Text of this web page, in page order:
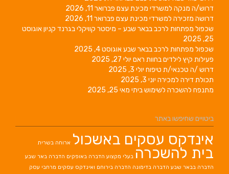
דרוש/ה מנקה למשרדי מכינת עצם פברואר 11, 2026
דרושה מזכירה למשרדי מכינת עצם פברואר 11, 2026
שכפול מפתחות לרכב בבאר שבע – מיסטר קוויקלי בגרנד קניוןאוגוסט
25, 2025
שכפול מפתחות לרכב בבאר שבעאוגוסט 4, 2025
פעילות קיץ לילדים בחוות ראם יולי 27, 2025
דרוש /ה טכנאי/ת טיפוח יולי 3, 2025
תכולת דירה למכירה יוני 3, 2025
מתנפח להשכרה לשימוש ביתי מאי 25, 2025
ביטויים שחיפשו באתר
אינדקס עסקים באשכול ארוחה בשרית
בית להשכרה בעלי מקצוע הדברה באופקים הדברה באר שבע
הדברה בבאר שבע הדברה בדימונה הדברה בירוחם ואינדקס עסקים מרחבי עסק